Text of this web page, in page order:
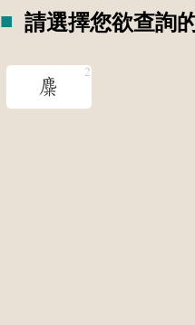
請選擇您欲查詢
麋